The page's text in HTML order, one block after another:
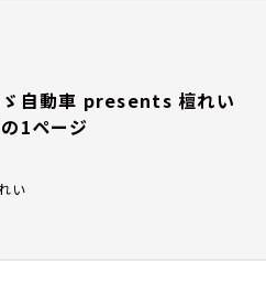
自動車 presents 檀れい
1ページ
い